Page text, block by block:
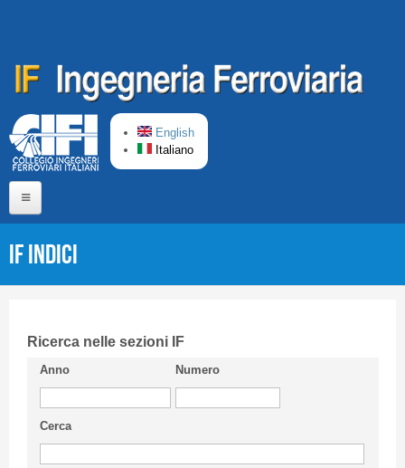
English
Italiano
CIFI in breve
Linee Guida
Privacy Policy
IF Indici
Ricerca nelle sezioni IF
Anno Numero
Cerca